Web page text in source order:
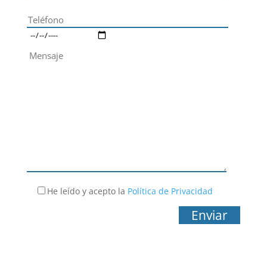
He leído y acepto la Política de Privacidad